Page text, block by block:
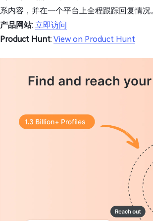
系内容，并在一个平台上全程跟踪回复情况
产品网站: 立即访问
Product Hunt: View on Product Hunt